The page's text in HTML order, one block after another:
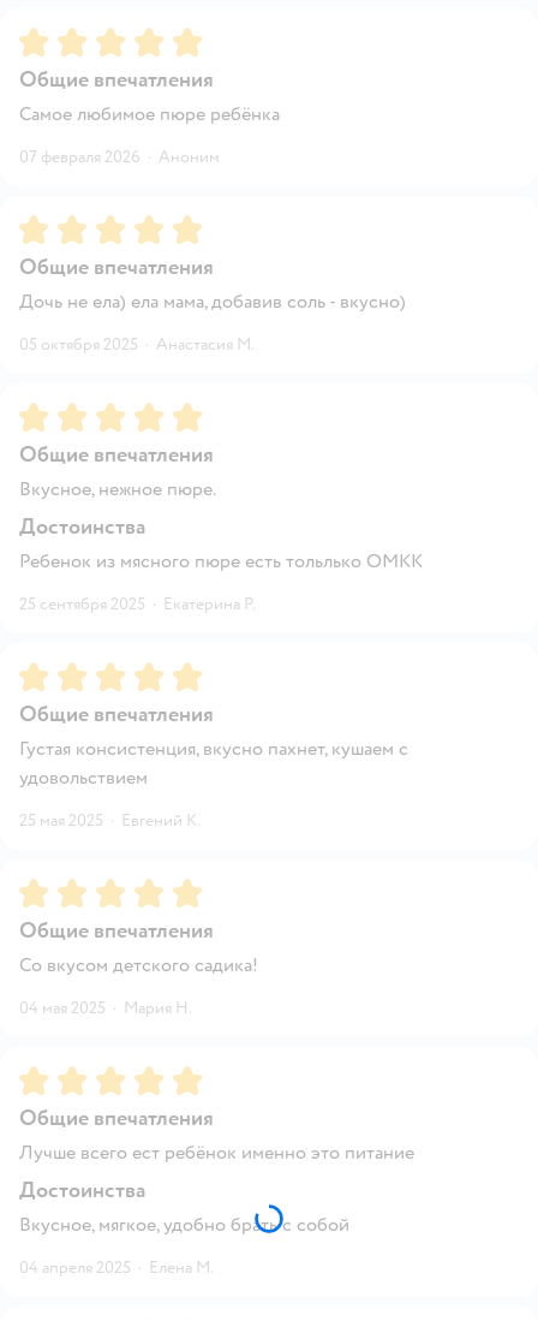
Рейтинг:5
Общие впечатления
Самое любимое пюре ребёнка
07 февраля 2026 · Аноним
Рейтинг:5
Общие впечатления
Дочь не ела) ела мама, добавив соль - вкусно)
05 октября 2025 · Анастасия М.
Рейтинг:5
Общие впечатления
Вкусное, нежное пюре.
Достоинства
Ребенок из мясного пюре есть тольлько ОМКК
25 сентября 2025 · Екатерина Р.
Рейтинг:5
Общие впечатления
Густая консистенция, вкусно пахнет, кушаем с
удовольствием
25 мая 2025 · Евгений К.
Рейтинг:5
Общие впечатления
Со вкусом детского садика!
04 мая 2025 · Мария Н.
Рейтинг:5
Общие впечатления
Лучше всего ест ребёнок именно это питание
Достоинства
Вкусное, мягкое, удобно брать с собой
04 апреля 2025 · Елена М.